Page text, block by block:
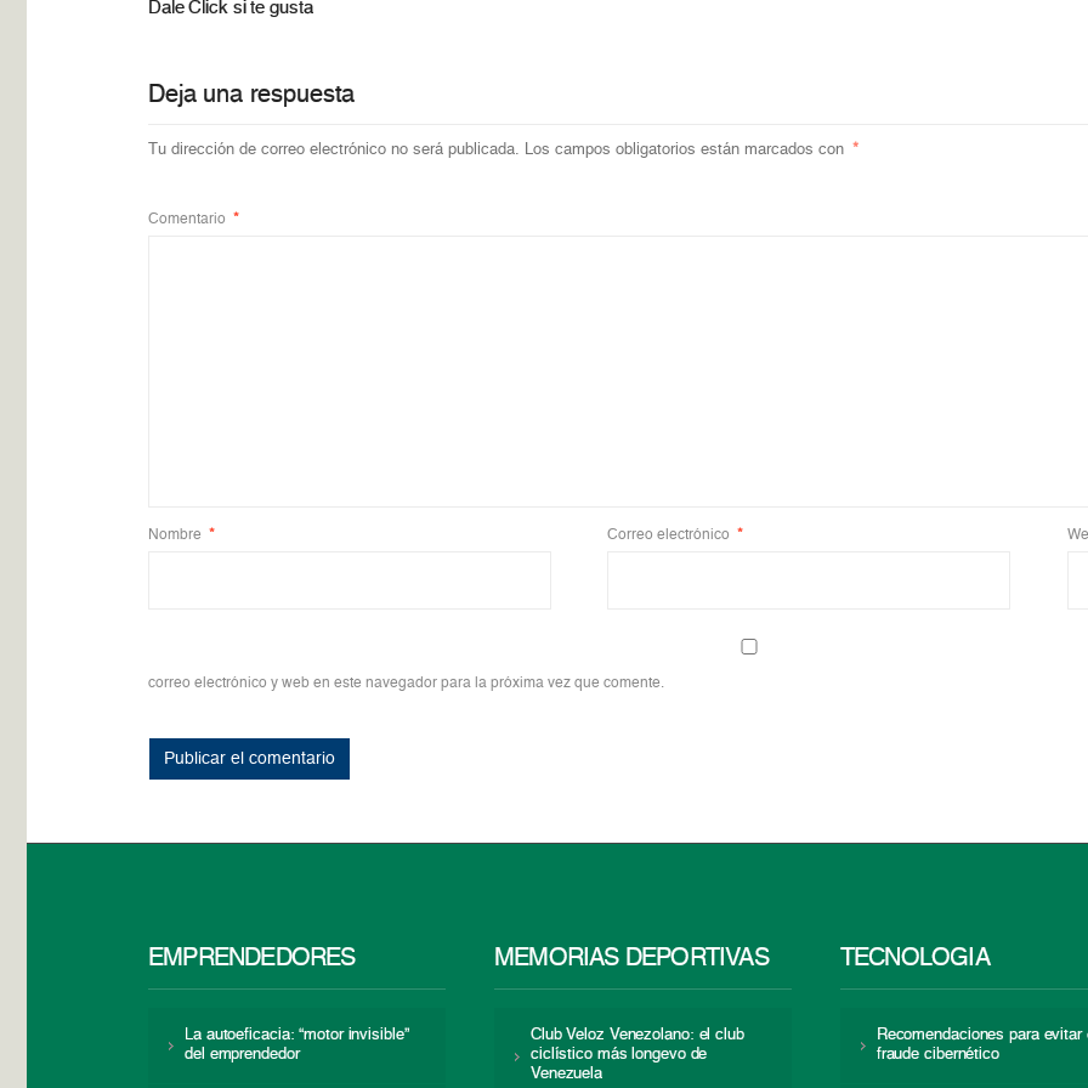
Dale Click si te gusta
Deja una respuesta
Tu dirección de correo electrónico no será publicada. Los campos obligatorios están marcados con *
Comentario *
Nombre * Correo electrónico *
correo electrónico y web en este navegador para la próxima vez que comente.
EMPRENDEDORES
La autoeficacia: “motor invisible”
del emprendedor
MEMORIAS DEPORTIVAS
Club Veloz Venezolano: el club
ciclístico más longevo de
Venezuela
TECNOLOGÍA
Recomendaciones para evitar
fraude cibernético